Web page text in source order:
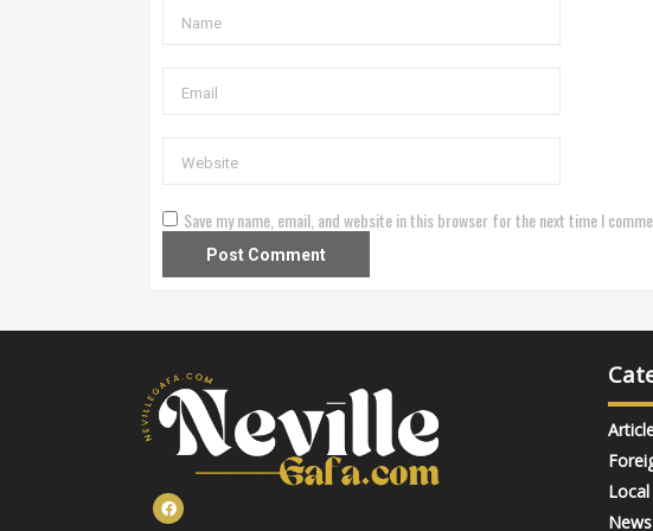
Save my name, email, and website in this browser for the next time I
Local
News